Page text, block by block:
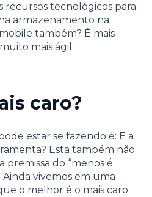
recursos tecnológicos para
armazenamento na
também? É mais
mais ágil.
caro?
estar se fazendo é: E a
Esta também não
premissa do “menos é
Ainda vivemos em uma
o melhor é o mais caro.